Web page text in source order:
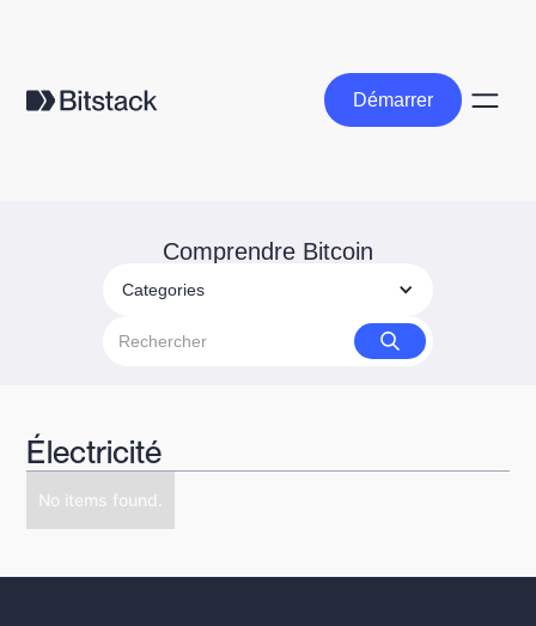
Démarrer
Démarrer
Comprendre Bitcoin
Categories
Électricité
No items found.